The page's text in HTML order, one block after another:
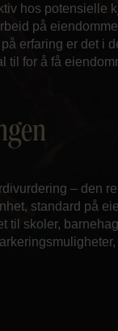
hos potensielle
på
erfaring er det i
til for å få
– den
standard på
til skoler,